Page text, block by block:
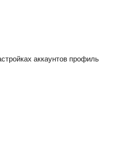
аккаунтов профиль